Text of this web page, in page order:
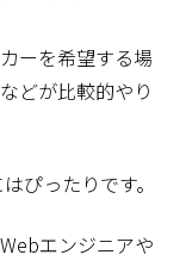
ーを希望する場
どが比較的やり
ぴったりです。
エンジニアや